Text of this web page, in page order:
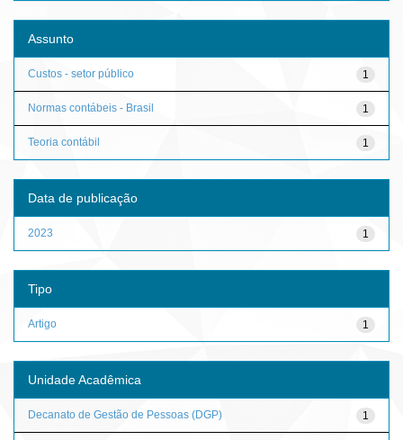
Assunto
1
Custos - setor público
1
Normas contábeis - Brasil
1
Teoria contábil
Data de publicação
1
2023
Tipo
1
Artigo
Unidade Acadêmica
1
Decanato de Gestão de Pessoas (DGP)